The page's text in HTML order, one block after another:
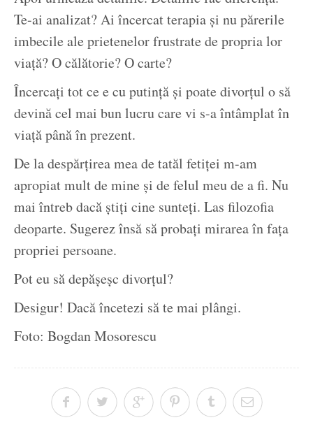
Te-ai analizat? Ai încercat terapia și nu părerile
imbecile ale prietenelor frustrate de propria lor
viață? O călătorie? O carte?
Încercați tot ce e cu putință și poate divorțul o să
devină cel mai bun lucru care vi s-a întâmplat în
viață până în prezent.
De la despărțirea mea de tatăl fetiței m-am
apropiat mult de mine și de felul meu de a fi. Nu
mai întreb dacă știți cine sunteți. Las filozofia
deoparte. Sugerez însă să probați mirarea în fața
propriei persoane.
Pot eu să depășeșc divorțul?
Desigur! Dacă încetezi să te mai plângi.
Foto: Bogdan Mosorescu